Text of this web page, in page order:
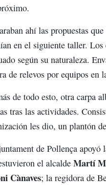
ahí las propuestas
en el siguiente taller.
según su naturaleza.
de relevos por equipos en
de todo esto, otra carpa
tras las actividades.
les dio, un plantón
de Pollença apoyó
el alcalde Martí
Cànaves; la regidora de